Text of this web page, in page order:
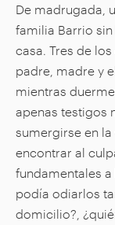
De madrugada,
familia Barrio
casa. Tres de
padre, madre y
mientras
apenas testigos
sumergirse en
encontrar al
fundamentales
podía odiarlos
domicilio?,